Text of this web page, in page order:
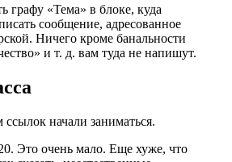
графу «Тема» в блоке, куда
сообщение, адресованное
Ничего кроме банальности
и т. д. вам туда не напишут.
начали заниматься.
Это очень мало. Еще хуже, что